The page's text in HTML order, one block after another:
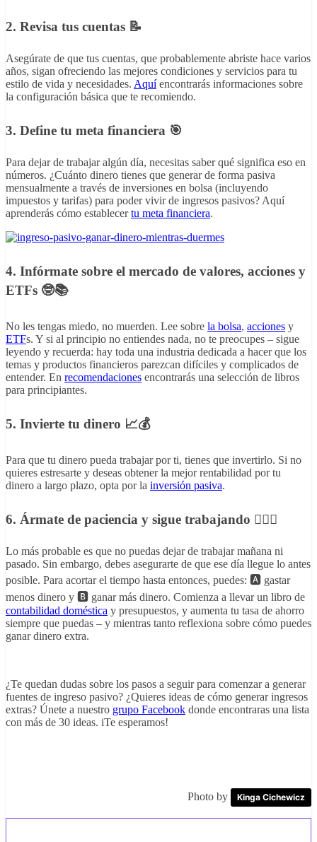
2. Revisa tus cuentas 📝
Asegúrate de que tus cuentas, que probablemente abriste hace varios
años, sigan ofreciendo las mejores condiciones y servicios para tu
estilo de vida y necesidades. Aquíencontrarás informaciones sobre
la configuración básica que te recomiendo.
3. Define tu meta financiera 🎯
Para dejar de trabajar algún día, necesitas saber qué significa eso en
números. ¿Cuánto dinero tienes que generar de forma pasiva
mensualmente a través de inversiones en bolsa (incluyendo
impuestos y tarifas) para poder vivir de ingresos pasivos? Aquí
aprenderás cómo establecertu meta financiera.
4. Infórmate sobre el mercado de valores, acciones y
ETFs 🤓📚
No les tengas miedo, no muerden. Lee sobre la bolsa, acciones y
ETFs. Y si al principio no entiendes nada, no te preocupes – sigue
leyendo y recuerda: hay toda una industria dedicada a hacer que los
temas y productos financieros parezcan difíciles y complicados de
entender. En recomendaciones encontrarás una selección de libros
para principiantes.
5. Invierte tu dinero 📈💰
Para que tu dinero pueda trabajar por ti, tienes que invertirlo. Si no
quieres estresarte y deseas obtener la mejor rentabilidad por tu
dinero a largo plazo, opta por la inversión pasiva.
6. Ármate de paciencia y sigue trabajando 🧘🏼‍♀️
Lo más probable es que no puedas dejar de trabajar mañana ni
pasado. Sin embargo, debes asegurarte de que ese día llegue lo antes
posible. Para acortar el tiempo hasta entonces, puedes: 🅰 gastar
menos dinero y 🅱 ganar más dinero. Comienza a llevar un libro de
contabilidad doméstica y presupuestos, y aumenta tu tasa de ahorro
siempre que puedas – y mientras tanto reflexiona sobre cómo puedes
ganar dinero extra.
¿Te quedan dudas sobre los pasos a seguir para comenzar a generar
fuentes de ingreso pasivo? ¿Quieres ideas de cómo generar ingresos
extras? Únete a nuestro grupo Facebook donde encontraras una lista
con más de 30 ideas. iTe esperamos!
Photo by Kinga Cichewicz